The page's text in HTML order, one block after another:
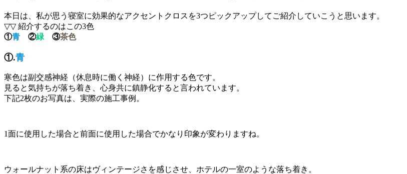
本日は、私が思う寝室に効果的なアクセントクロスを3つピックアップしてご紹介していこうと思います。
▽▽ 紹介するのはこの3色
①青 ②緑 ③茶色
①.青
寒色は副交感神経（休息時に働く神経）に作用する色です。
見ると気持ちが落ち着き、心身共に鎮静化すると言われています。
下記2枚のお写真は、実際の施工事例。
1面に使用した場合と前面に使用した場合でかなり印象が変わりますね。
ウォールナット系の床はヴィンテージさを感じさせ、ホテルの一室のような落ち着き。